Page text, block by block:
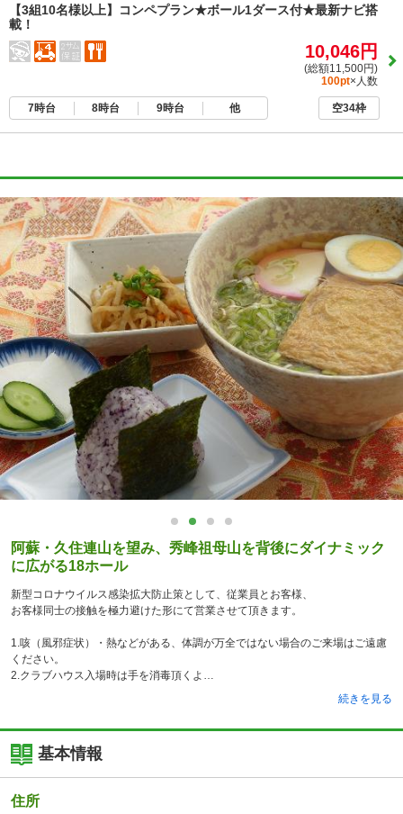
【3組10名様以上】コンペプラン★ボール1ダース付★最新ナビ搭
載！
10,046円
(総額11,500円)
100pt×人数
7時台 8時台 9時台 他 空34枠
阿蘇・久住連山を望み、秀峰祖母山を背後にダイナミック
に広がる18ホール
新型コロナウイルス感染拡大防止策として、従業員とお客様、
お客様同士の接触を極力避けた形にて営業させて頂きます。
1.咳（風邪症状）・熱などがある、体調が万全ではない場合のご来場はご遠慮
ください。
2.クラブハウス入場時は手を消毒頂くよ
続きを見る
基本情報
住所